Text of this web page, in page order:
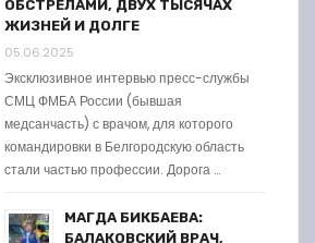
ОБСТРЕЛАМИ, ДВУХ ТЫСЯЧАХ
ЖИЗНЕЙ И ДОЛГЕ
05.06.2025
Эксклюзивное интервью пресс-службы
СМЦ ФМБА России (бывшая
медсанчасть) с врачом, для которого
командировки в Белгородскую область
стали частью профессии. Дорога …
МАГДА БИКБАЕВА:
БАЛАКОВСКИЙ ВРАЧ,